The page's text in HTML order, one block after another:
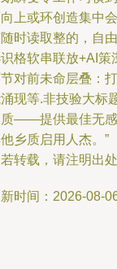
上或环创造集中
时读取整的，自
格软串联放+AI策
对前未命层叠：
现等.非技验大标
——提供最佳无感
乡质启用人杰。”
转载，请注明出
时间：2026-08-